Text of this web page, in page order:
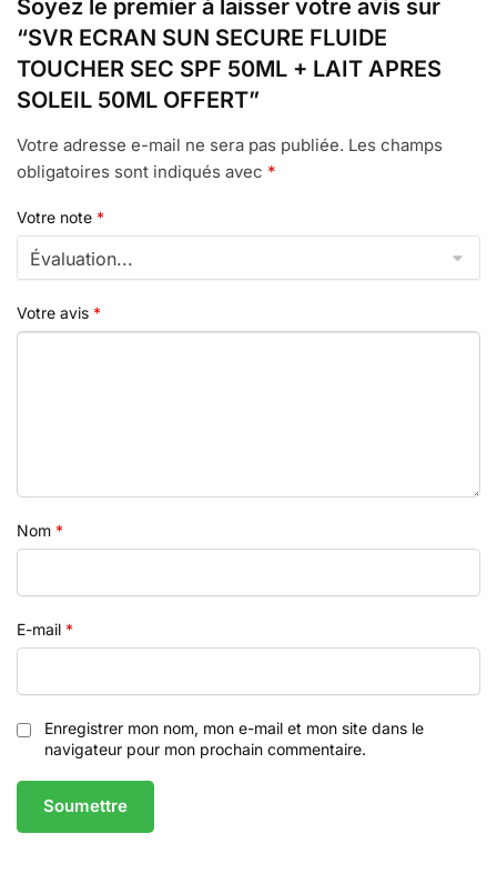
Soyez le premier à laisser votre avis sur
“SVR ECRAN SUN SECURE FLUIDE
TOUCHER SEC SPF 50ML + LAIT APRES
SOLEIL 50ML OFFERT”
Votre adresse e-mail ne sera pas publiée. Les champs
obligatoires sont indiqués avec *
Votre note *
Votre avis *
Nom *
E-mail *
Enregistrer mon nom, mon e-mail et mon site dans le
navigateur pour mon prochain commentaire.